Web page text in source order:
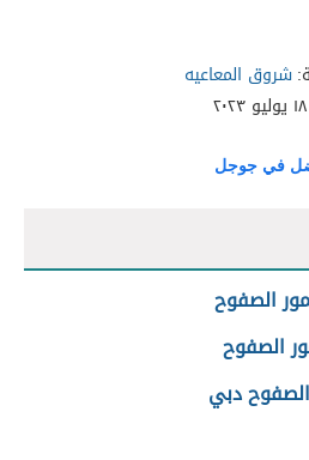
شروق المعاعيه
في جوجل
الصفوح
الصفوح
دبي